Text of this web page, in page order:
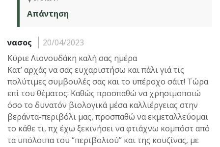
Απάντηση
νασος
20/04/2023
Κύριε Λιονουδάκη καλή σας ημέρα
Κατ’ αρχάς να σας ευχαριστήσω και πάλι γιά τις
πολύτιμες συμβουλές σας και το υπέροχο σάιτ! Τώρα
επί του θέματος: Καθώς προσπαθώ να χρησιμοποιώ
όσο το δυνατόν βιολογικά μέσα καλλιέργειας στην
βεράντα-περιβόλι μας, προσπαθώ να εκμεταλλεύομαι
το κάθε τι, πχ έχω ξεκινήσει να φτιάχνω κομπόστ από
τα υπόλοιπα του “περιβολιού” και της κουζίνας, με